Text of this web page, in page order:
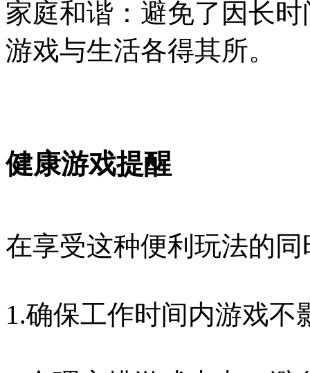
家庭和谐：避免了因长
游戏与生活各得其所。
健康游戏提醒
在享受这种便利玩法的
1.确保工作时间内游戏不